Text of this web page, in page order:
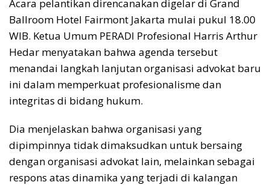
Acara pelantikan direncanakan digelar di Grand
Ballroom Hotel Fairmont Jakarta mulai pukul 18.00
WIB. Ketua Umum PERADI Profesional Harris Arthur
Hedar menyatakan bahwa agenda tersebut
menandai langkah lanjutan organisasi advokat baru
ini dalam memperkuat profesionalisme dan
integritas di bidang hukum.
Dia menjelaskan bahwa organisasi yang
dipimpinnya tidak dimaksudkan untuk bersaing
dengan organisasi advokat lain, melainkan sebagai
respons atas dinamika yang terjadi di kalangan